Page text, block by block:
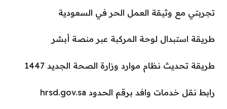
تجربتي مع وثيقة العمل الحر في السعودية
طريقة استبدال لوحة المركبة عبر منصة أبشر
طريقة تحديث نظام موارد وزارة الصحة الجديد 1447
رابط نقل خدمات وافد برقم الحدود hrsd.gov.sa